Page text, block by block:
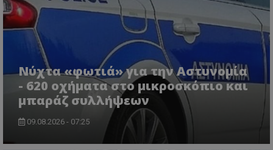
Νύχτα «φωτιά» για την Αστυνομία
- 620 οχήματα στο μικροσκόπιο και
μπαράζ συλλήψεων
09.08.2026 - 07:25